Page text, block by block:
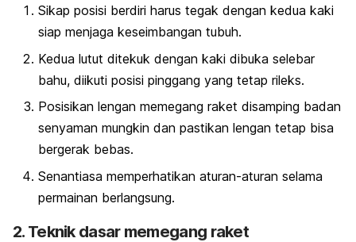
Sikap posisi berdiri harus tegak dengan kedua kaki
siap menjaga keseimbangan tubuh.
Kedua lutut ditekuk dengan kaki dibuka selebar
bahu, diikuti posisi pinggang yang tetap rileks.
Posisikan lengan memegang raket disamping badan
senyaman mungkin dan pastikan lengan tetap bisa
bergerak bebas.
Senantiasa memperhatikan aturan-aturan selama
permainan berlangsung.
2. Teknik dasar memegang raket